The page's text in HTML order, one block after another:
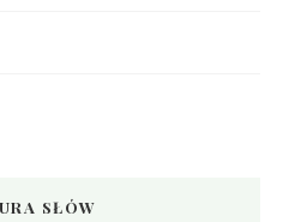
SŁÓW